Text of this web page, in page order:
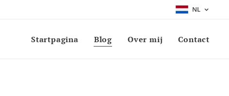
NL
Startpagina Blog Over mij Contact